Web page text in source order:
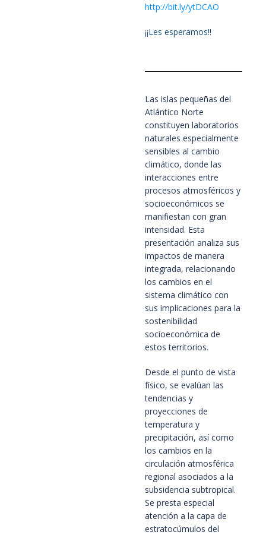
http://bit.ly/ytDCAO
¡¡Les esperamos!!
Las islas pequeñas del
Atlántico Norte
constituyen laboratorios
naturales especialmente
sensibles al cambio
climático, donde las
interacciones entre
procesos atmosféricos y
socioeconómicos se
manifiestan con gran
intensidad. Esta
presentación analiza sus
impactos de manera
integrada, relacionando
los cambios en el
sistema climático con
sus implicaciones para la
sostenibilidad
socioeconómica de
estos territorios.
Desde el punto de vista
físico, se evalúan las
tendencias y
proyecciones de
temperatura y
precipitación, así como
los cambios en la
circulación atmosférica
regional asociados a la
subsidencia subtropical.
Se presta especial
atención a la capa de
estratocúmulos del